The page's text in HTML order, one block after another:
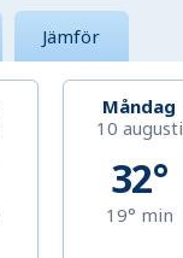
Jämför
Måndag
10 augusti
32°
19° min